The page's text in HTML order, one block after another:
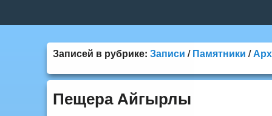
меню
Записей в рубрике: Записи / Памятники /
Пещера Айгырлы